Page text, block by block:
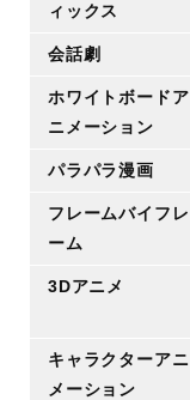
ィックス
会話劇
ホワイトボードア
ニメーション
パラパラ漫画
フレームバイフレ
ーム
3Dアニメ
キャラクターアニ
メーション